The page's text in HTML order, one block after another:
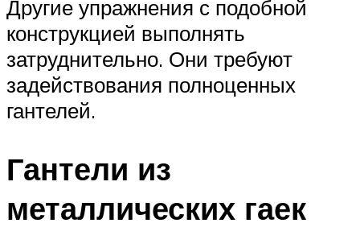
Другие упражнения с подобной
конструкцией выполнять
затруднительно. Они требуют
задействования полноценных
гантелей.
Гантели из
металлических гаек